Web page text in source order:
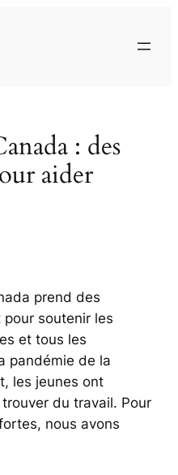
: des
aider
prend des
soutenir les
et tous les
pandémie de la
les jeunes ont
du travail. Pour
nous avons